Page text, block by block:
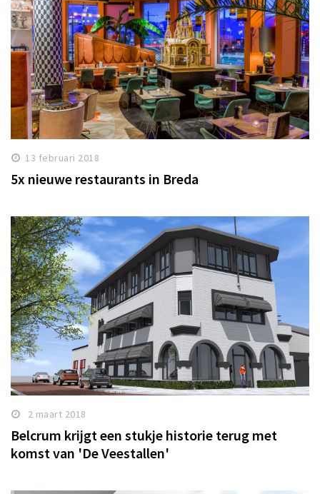
13 februari 2018
5x nieuwe restaurants in Breda
2 maart 2018
Belcrum krijgt een stukje historie terug met
komst van 'De Veestallen'